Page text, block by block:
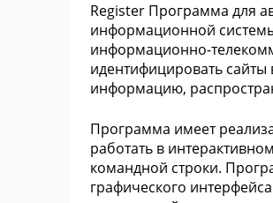
Register Программа для
информационной
информационно-
идентифицировать
информацию,
Программа имеет
работать в
командной строки.
графического